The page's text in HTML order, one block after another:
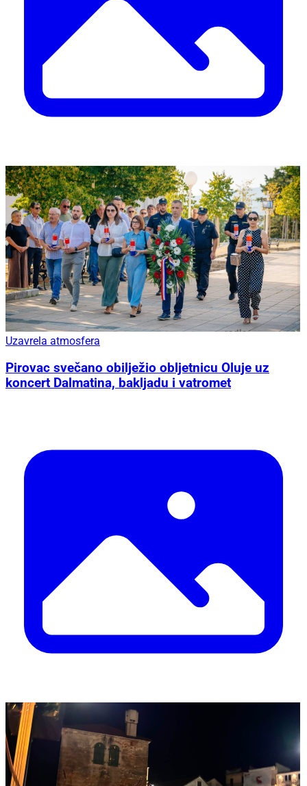
Uzavrela atmosfera
Pirovac svečano obilježio obljetnicu Oluje uz
koncert Dalmatina, bakljadu i vatromet